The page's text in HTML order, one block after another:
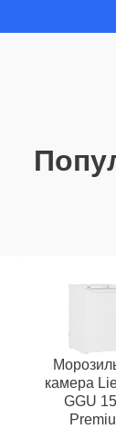
камера
GGU